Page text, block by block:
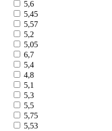
5,6
5,45
5,57
5,2
5,05
6,7
5,4
4,8
5,1
5,3
5,5
5,75
5,53